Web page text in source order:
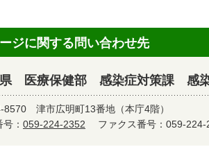
ジに関する問い合わせ先
医療保健部 感染症対策課 感染
8570 津市広明町13番地（本庁4階）
： 059-224-2352 ファクス番号：059-